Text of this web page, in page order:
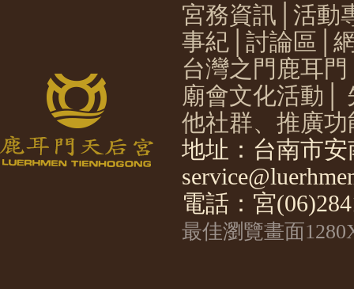
宮務資訊
活動
事紀
討論區
台灣之門鹿耳門
廟會文化活動
他社群、推廣功
地址：台南市
電話：宮
最佳瀏覽畫面